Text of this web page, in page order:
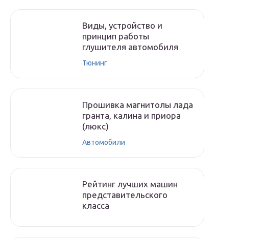
Виды, устройство и
принцип работы
глушителя автомобиля
Тюнинг
Прошивка магнитолы лада
гранта, калина и приора
(люкс)
Автомобили
Рейтинг лучших машин
представительского
класса